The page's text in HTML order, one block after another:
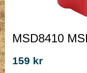
MSD8410
159 kr